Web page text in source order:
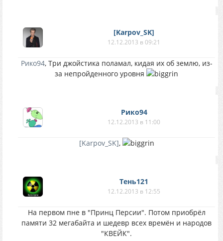
[Karpov_SK]
12.12.2013 в 09:21
Рико94, Три джойстика поламал, кидая их об землю, из-
за непройденного уровня
Рико94
12.12.2013 в 11:00
[Karpov_SK],
Тень121
12.12.2013 в 12:55
На первом пне в "Принц Персии". Потом приобрёл
памяти 32 мегабайта и шедевр всех времён и народов
"КВЕЙК".